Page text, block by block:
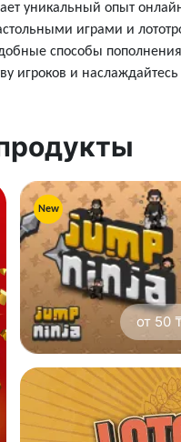
уникальный опыт
играми и
способы
игроков и
New
от 50